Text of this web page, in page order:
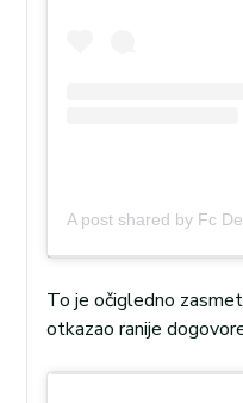
To je očigledno
otkazao ranije